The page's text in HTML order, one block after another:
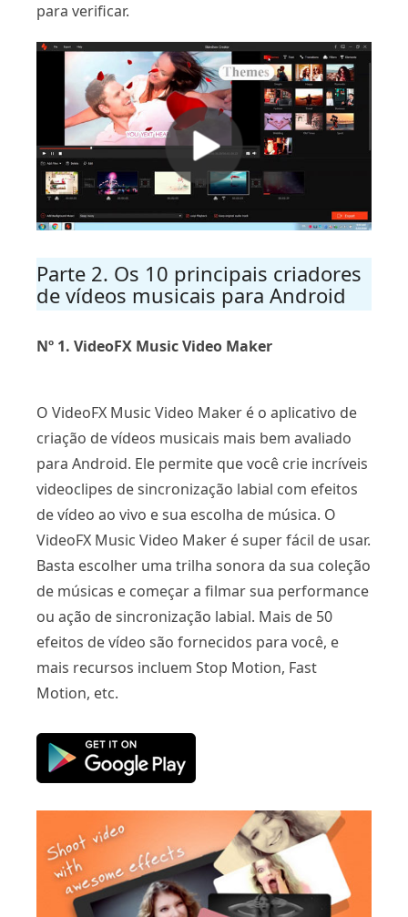
para verificar.
Parte 2. Os 10 principais criadores
de vídeos musicais para Android
Nº 1. VideoFX Music Video Maker
O VideoFX Music Video Maker é o aplicativo de
criação de vídeos musicais mais bem avaliado
para Android. Ele permite que você crie incríveis
videoclipes de sincronização labial com efeitos
de vídeo ao vivo e sua escolha de música. O
VideoFX Music Video Maker é super fácil de usar.
Basta escolher uma trilha sonora da sua coleção
de músicas e começar a filmar sua performance
ou ação de sincronização labial. Mais de 50
efeitos de vídeo são fornecidos para você, e
mais recursos incluem Stop Motion, Fast
Motion, etc.